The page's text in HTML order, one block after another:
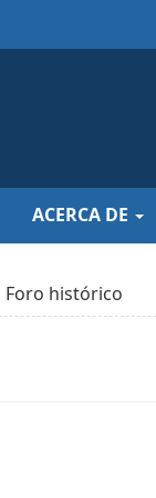
ACERCA DE
Foro histórico